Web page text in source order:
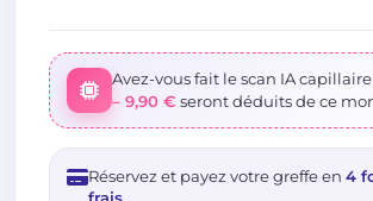
Avez-vous fait le scan IA capillaire
– 9,90 € seront déduits de ce
Réservez et payez votre greffe en 4